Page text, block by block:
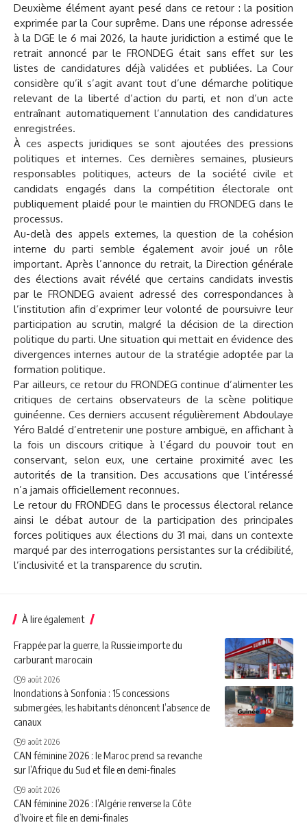
Deuxième élément ayant pesé dans ce retour : la position
exprimée par la Cour suprême. Dans une réponse adressée
à la DGE le 6 mai 2026, la haute juridiction a estimé que le
retrait annoncé par le FRONDEG était sans effet sur les
listes de candidatures déjà validées et publiées. La Cour
considère qu’il s’agit avant tout d’une démarche politique
relevant de la liberté d’action du parti, et non d’un acte
entraînant automatiquement l’annulation des candidatures
enregistrées.
À ces aspects juridiques se sont ajoutées des pressions
politiques et internes. Ces dernières semaines, plusieurs
responsables politiques, acteurs de la société civile et
candidats engagés dans la compétition électorale ont
publiquement plaidé pour le maintien du FRONDEG dans le
processus.
Au-delà des appels externes, la question de la cohésion
interne du parti semble également avoir joué un rôle
important. Après l’annonce du retrait, la Direction générale
des élections avait révélé que certains candidats investis
par le FRONDEG avaient adressé des correspondances à
l’institution afin d’exprimer leur volonté de poursuivre leur
participation au scrutin, malgré la décision de la direction
politique du parti. Une situation qui mettait en évidence des
divergences internes autour de la stratégie adoptée par la
formation politique.
Par ailleurs, ce retour du FRONDEG continue d’alimenter les
critiques de certains observateurs de la scène politique
guinéenne. Ces derniers accusent régulièrement Abdoulaye
Yéro Baldé d’entretenir une posture ambiguë, en affichant à
la fois un discours critique à l’égard du pouvoir tout en
conservant, selon eux, une certaine proximité avec les
autorités de la transition. Des accusations que l’intéressé
n’a jamais officiellement reconnues.
Le retour du FRONDEG dans le processus électoral relance
ainsi le débat autour de la participation des principales
forces politiques aux élections du 31 mai, dans un contexte
marqué par des interrogations persistantes sur la crédibilité,
l’inclusivité et la transparence du scrutin.
À lire également
Frappée par la guerre, la Russie importe du
carburant marocain
9 août 2026
Inondations à Sonfonia : 15 concessions
submergées, les habitants dénoncent l’absence de
canaux
9 août 2026
CAN féminine 2026 : le Maroc prend sa revanche
sur l’Afrique du Sud et file en demi-finales
9 août 2026
CAN féminine 2026 : l’Algérie renverse la Côte
d’Ivoire et file en demi-finales